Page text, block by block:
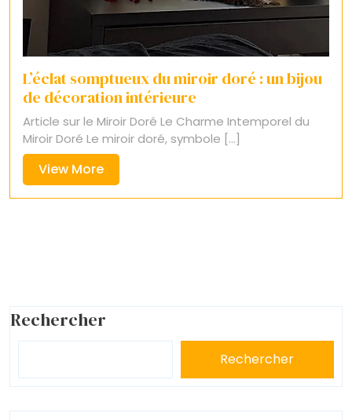
L’éclat somptueux du miroir doré : un bijou
de décoration intérieure
Article sur le Miroir Doré Le Charme Intemporel du
Miroir Doré Le miroir doré, symbole [...]
View MoreView
More
Rechercher
Rechercher